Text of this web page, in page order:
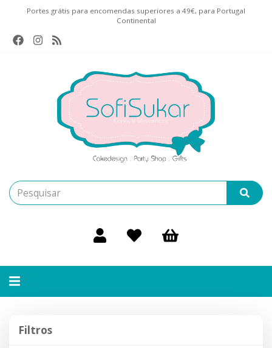
Portes grátis para encomendas superiores a 49€, para Portugal
Continental
Alternar
Filtros